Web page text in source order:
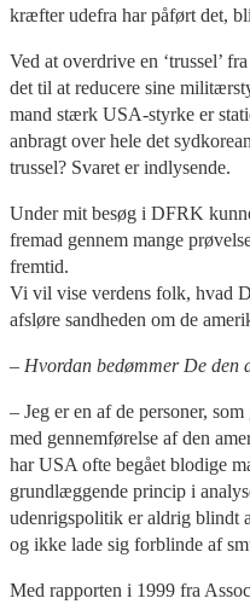
kræfter udefra har påført det,
Ved at overdrive en ‘trussel’
det til at reducere sine
mand stærk USA-styrke er
anbragt over hele det
trussel? Svaret er indlysende.
Under mit besøg i DFRK
fremad gennem mange
fremtid.
Vi vil vise verdens folk, hvad
afsløre sandheden om de
– Hvordan bedømmer De den
– Jeg er en af de personer,
med gennemførelse af den
har USA ofte begået blodige
grundlæggende princip i
udenrigspolitik er aldrig blindt
og ikke lade sig forblinde af
Med rapporten i 1999 fra